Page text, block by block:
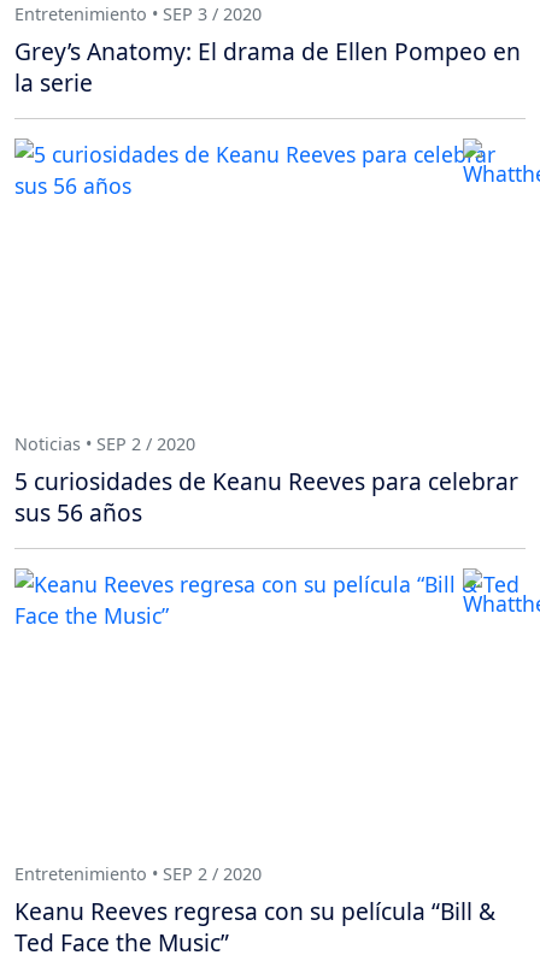
Entretenimiento • SEP 3 / 2020
Grey’s Anatomy: El drama de Ellen Pompeo en
la serie
Noticias • SEP 2 / 2020
5 curiosidades de Keanu Reeves para celebrar
sus 56 años
Entretenimiento • SEP 2 / 2020
Keanu Reeves regresa con su película “Bill &
Ted Face the Music”